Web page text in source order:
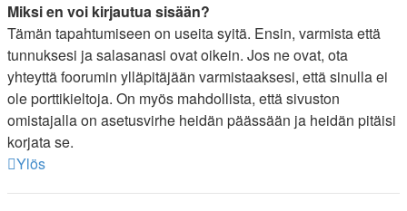
Miksi en voi kirjautua sisään?
Tämän tapahtumiseen on useita syitä. Ensin, varmista että
tunnuksesi ja salasanasi ovat oikein. Jos ne ovat, ota
yhteyttä foorumin ylläpitäjään varmistaaksesi, että sinulla ei
ole porttikieltoja. On myös mahdollista, että sivuston
omistajalla on asetusvirhe heidän päässään ja heidän pitäisi
korjata se.
Ylös